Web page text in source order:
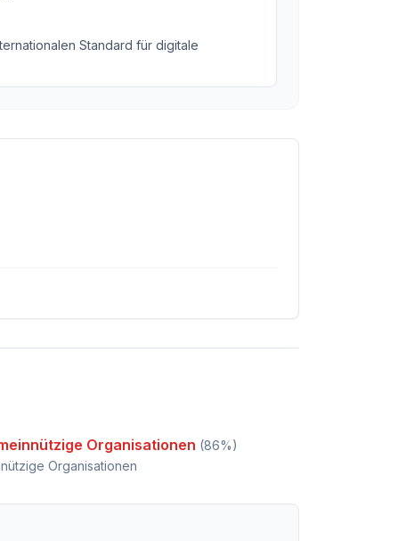
Standard für digitale
Organisationen (86%)
Organisationen